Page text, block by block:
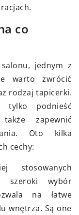
co
jednym z
warto zwrócić
rodzaj tapicerki.
tylko podnieść
zapewnić
Oto kilka
cechy:
stosowanych
szeroki wybór
na łatwe
wnętrza. Są one